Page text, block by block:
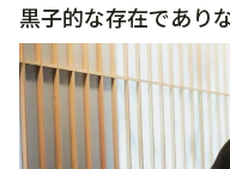
黒子的な存在であり